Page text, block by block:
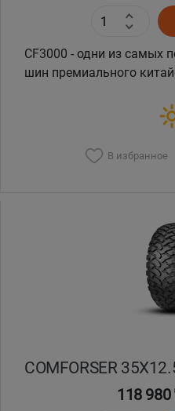
CF3000 - одни из самых
шин премиального
В избранное
COMFORSER
118 980